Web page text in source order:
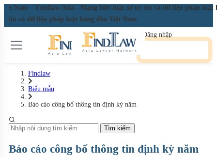
Nam
Findlaw Asia - Mạng lưới luật sư uy tín và dữ liệu pháp luật
tín và dữ liệu pháp luật hàng đầu Việt Nam
Đăng nhập
Findlaw
Biểu mẫu
Báo cáo công bố thông tin định kỳ năm
Tìm kiếm
Báo cáo công bố thông tin định kỳ năm